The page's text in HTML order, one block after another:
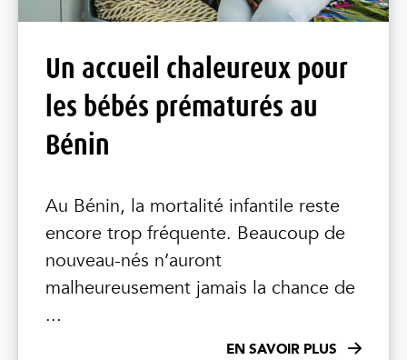
Un accueil chaleureux pour
les bébés prématurés au
Bénin
Au Bénin, la mortalité infantile reste
encore trop fréquente. Beaucoup de
nouveau-nés n’auront
malheureusement jamais la chance de
...
EN SAVOIR PLUS